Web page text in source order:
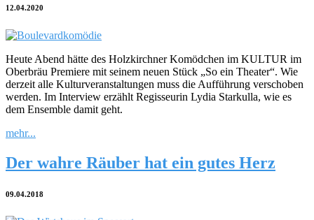
12.04.2020
Heute Abend hätte des Holzkirchner Komödchen im KULTUR im
Oberbräu Premiere mit seinem neuen Stück „So ein Theater“. Wie
derzeit alle Kulturveranstaltungen muss die Aufführung verschoben
werden. Im Interview erzählt Regisseurin Lydia Starkulla, wie es
dem Ensemble damit geht.
mehr...
Der wahre Räuber hat ein gutes Herz
09.04.2018